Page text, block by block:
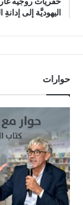
اليهوديَّة إلى إدانةِ
حوارات